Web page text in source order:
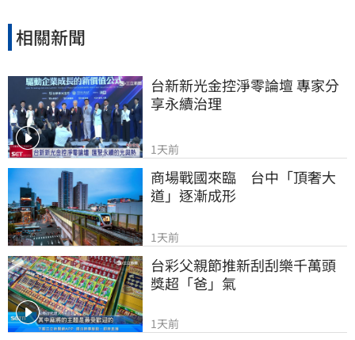
相關新聞
台新新光金控淨零論壇 專家分
享永續治理
1天前
商場戰國來臨　台中「頂奢大
道」逐漸成形
1天前
台彩父親節推新刮刮樂千萬頭
獎超「爸」氣
1天前